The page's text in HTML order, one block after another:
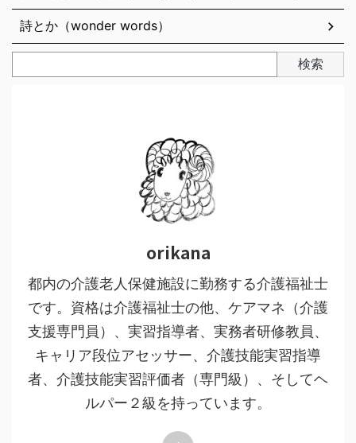
詩とか（wonder words）
検索
orikana
都内の介護老人保健施設に勤務する介護福祉士
です。資格は介護福祉士の他、ケアマネ（介護
支援専門員）、実習指導者、実務者研修教員、
キャリア段位アセッサー、介護技能実習指導
者、介護技能実習評価者（専門級）、そしてヘ
ルパー２級を持っています。